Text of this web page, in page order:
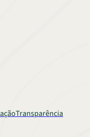
Transparência